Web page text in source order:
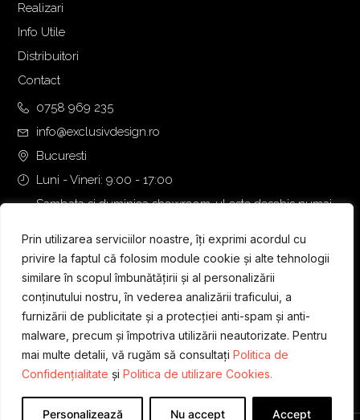
Prin utilizarea serviciilor noastre, îți exprimi acordul cu
privire la faptul că folosim module cookie și alte tehnologii
similare în scopul îmbunătățirii și al personalizării
conținutului nostru, în vederea analizării traficului, a
furnizării de publicitate și a protecției anti-spam și anti-
malware, precum și împotriva utilizării neautorizate. Pentru
mai multe detalii, vă rugăm să consultați Politica de
Confidențialitate și Politica de utilizare Cookies.
Personalizează Nu accept Accept
Realizari
Info Utile
Distribuitori
Contact
0758 969 235
info@exclusivdesign.ro
Bucuresti
Luni - Vineri: 9:00 - 17:00
Sambata si duminica showroom-ul este deschis numai